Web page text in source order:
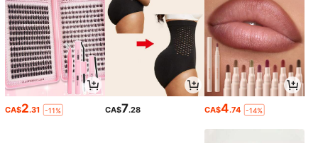
CA$2.31 -11% CA$7.28 CA$4.74 -14%